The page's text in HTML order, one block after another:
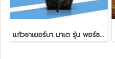
แก้วชาเยอร์บา มาเต รุ่น พอร์ซเลน สีดำ Yerba Mate Gourd - Porcelain